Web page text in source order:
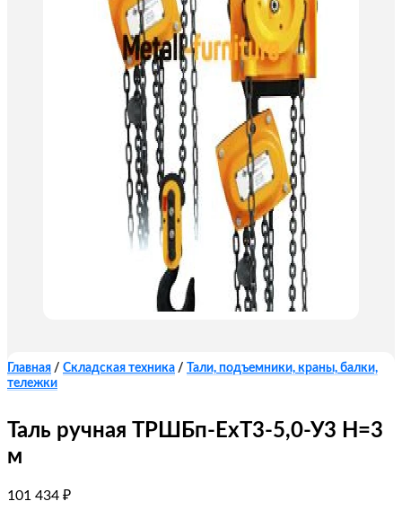
Главная / Складская техника /
Тали, подъемники, краны, балки,
тележки
Таль ручная ТРШБп-ЕхТ3-5,0-У3 Н=3
м
101 434 ₽